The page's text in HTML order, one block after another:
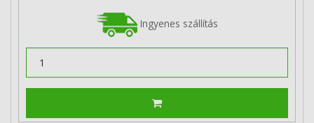
Ingyenes szállítás